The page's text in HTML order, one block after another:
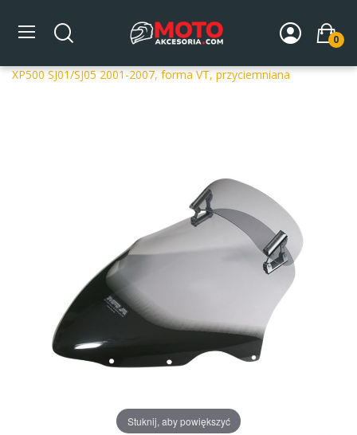
0
Strona główna DLA MOTOCYKLA Szyby
Szyby
XP500 SJ01/SJ05 2001-2007, forma VT, przyciemniana
Stuknij, aby powiększyć